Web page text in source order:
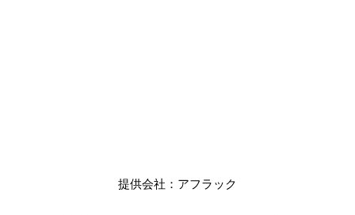
提供会社：アフラック